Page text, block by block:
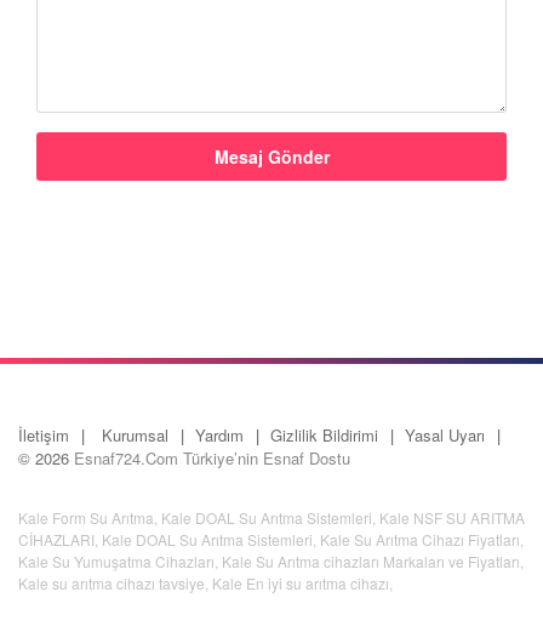
İletişim Kurumsal Yardım Gizlilik Bildirimi
Yasal Uyarı
© 2026 Esnaf724.Com Türkiye’nin Esnaf Dostu
Kale Form Su Arıtma Kale DOAL Su Arıtma Sistemleri Kale NSF SU ARITMA
CİHAZLARI Kale DOAL Su Arıtma Sistemleri Kale Su Arıtma Cihazı Fiyatları
Kale Su Yumuşatma Cihazları Kale Su Arıtma cihazları Markaları ve Fiyatları
Kale su arıtma cihazı tavsiye Kale En iyi su arıtma cihazı